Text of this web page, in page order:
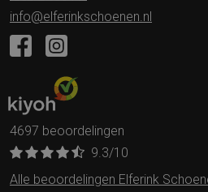
info@elferinkschoenen.nl
4697 beoordelingen
9.3/10
Alle beoordelingen Elferink